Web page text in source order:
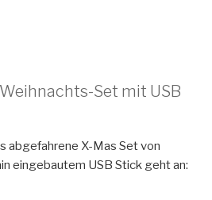
Set mit USB
abgefahrene X-Mas Set von
eingebautem USB Stick geht an: